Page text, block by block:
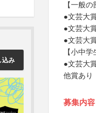
込み
【一般の
●文芸大
●文芸大
●文芸大
【小中学
●文芸大
他賞あり
募集内容